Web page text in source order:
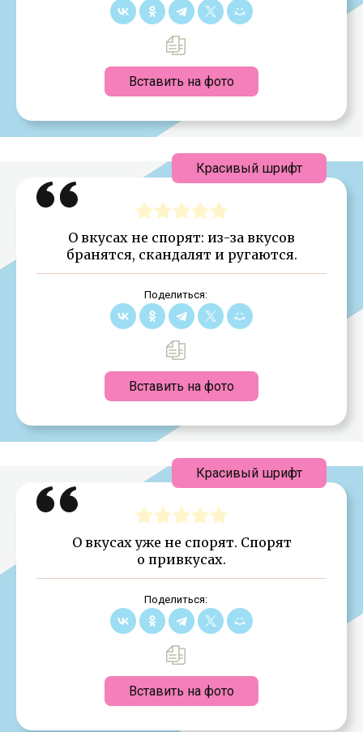
Вставить на фото
О вкусах не спорят: из-за вкусов
бранятся, скандалят и ругаются.
Поделиться:
Вставить на фото
Красивый шрифт
О вкусах уже не спорят. Спорят
о привкусах.
Поделиться:
Вставить на фото
Красивый шрифт